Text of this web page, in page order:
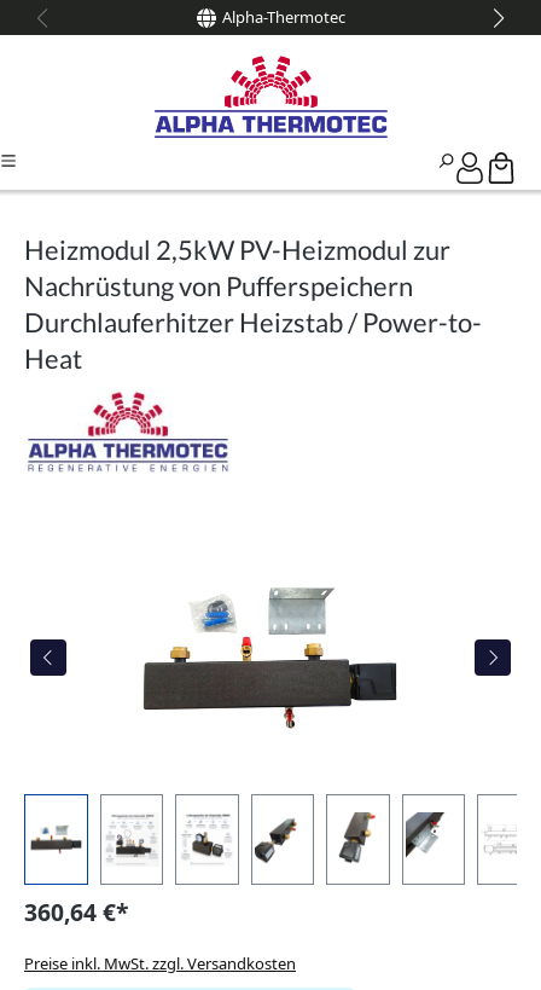
springen Alpha-Thermotec
Heizmodul 2,5kW PV-Heizmodul zur
Nachrüstung von Pufferspeichern
Durchlauferhitzer Heizstab / Power-to-
Heat
360,64 €*
Preise inkl. MwSt. zzgl. Versandkosten